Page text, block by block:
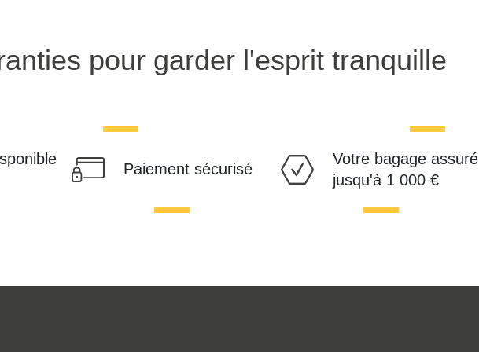
pour garder l'esprit tranquille
Paiement sécurisé
Votre bagage assuré
jusqu'à 1 000 €